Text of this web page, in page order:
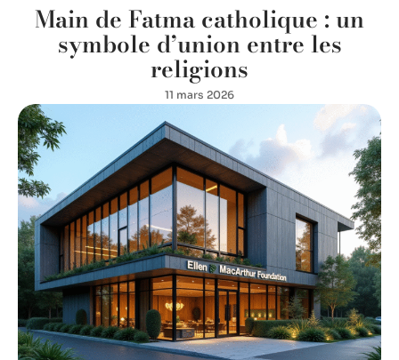
Main de Fatma catholique : un
symbole d’union entre les
religions
11 mars 2026